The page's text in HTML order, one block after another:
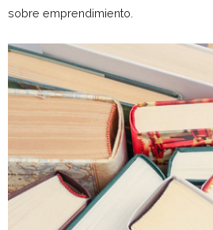
sobre emprendimiento.